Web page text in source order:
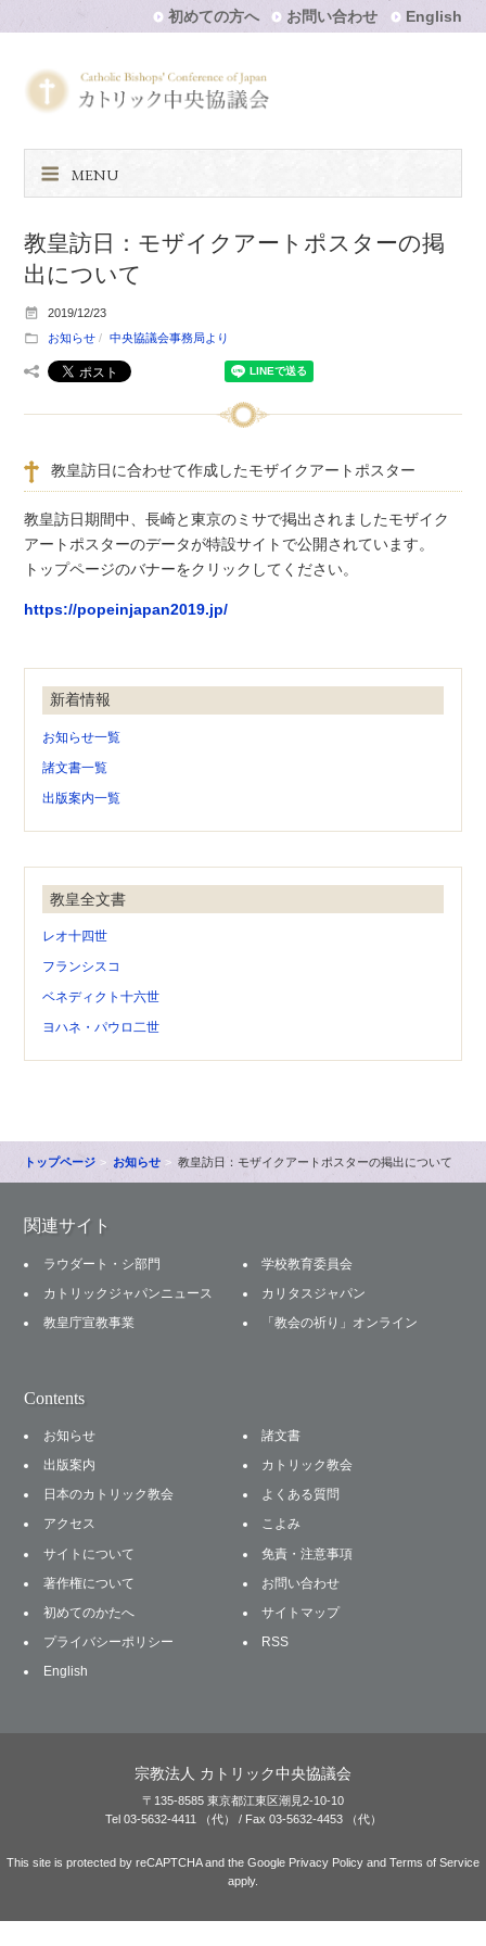
初めての方へ お問い合わせ English
MENU
教皇訪日：モザイクアートポスターの掲
出について
2019/12/23
お知らせ
中央協議会事務局より
教皇訪日に合わせて作成したモザイクアートポスター
教皇訪日期間中、長崎と東京のミサで掲出されましたモザイク
アートポスターのデータが特設サイトで公開されています。
トップページのバナーをクリックしてください。
https://popeinjapan2019.jp/
新着情報
お知らせ一覧
諸文書一覧
出版案内一覧
教皇全文書
レオ十四世
フランシスコ
ベネディクト十六世
ヨハネ・パウロ二世
トップページ お知らせ 教皇訪日：モザイクアートポスターの掲出について
関連サイト
ラウダート・シ部門
学校教育委員会
カトリックジャパンニュース
カリタスジャパン
教皇庁宣教事業
「教会の祈り」オンライン
Contents
お知らせ
諸文書
出版案内
カトリック教会
日本のカトリック教会
よくある質問
アクセス
こよみ
サイトについて
免責・注意事項
著作権について
お問い合わせ
初めてのかたへ
サイトマップ
プライバシーポリシー
RSS
English
宗教法人 カトリック中央協議会
〒135-8585 東京都江東区潮見2-10-10
Tel 03-5632-4411 （代） / Fax 03-5632-4453 （代）
This site is protected by reCAPTCHA and the Google Privacy Policy and Terms of Service
apply.